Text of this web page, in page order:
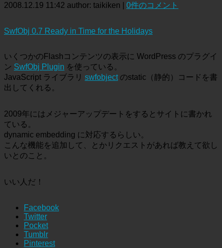
2008.12.19 11:42 author: taikiken 0件のコメント
SwfObj 0.7 Ready in Time for the Holidays
いくつかのFlashコンテンツの表示に WordPress のプラグイ
ン SwfObj Plugin を使っている。
JavaScript ライブラリ swfobjectのstatic（静的）コードを書
出してくれる。
2009年にはメジャーアップデートをするとサイトに書かれ
ている。
dynamic embedding に対応するらしい。
こんな機能を追加して、とかリクエストがあれば教えて欲し
いとのこと。
いい人だ！
Facebook
Twitter
Pocket
Tumblr
Pinterest